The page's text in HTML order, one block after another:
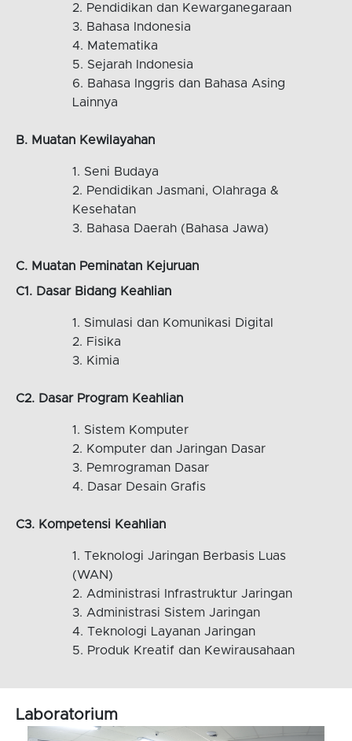
Pendidikan dan Kewarganegaraan
Bahasa Indonesia
Matematika
Sejarah Indonesia
Bahasa Inggris dan Bahasa Asing
Lainnya
B. Muatan Kewilayahan
Seni Budaya
Pendidikan Jasmani, Olahraga &
Kesehatan
Bahasa Daerah (Bahasa Jawa)
C. Muatan Peminatan Kejuruan
C1. Dasar Bidang Keahlian
Simulasi dan Komunikasi Digital
Fisika
Kimia
C2. Dasar Program Keahlian
Sistem Komputer
Komputer dan Jaringan Dasar
Pemrograman Dasar
Dasar Desain Grafis
C3. Kompetensi Keahlian
Teknologi Jaringan Berbasis Luas
(WAN)
Administrasi Infrastruktur Jaringan
Administrasi Sistem Jaringan
Teknologi Layanan Jaringan
Produk Kreatif dan Kewirausahaan
Laboratorium